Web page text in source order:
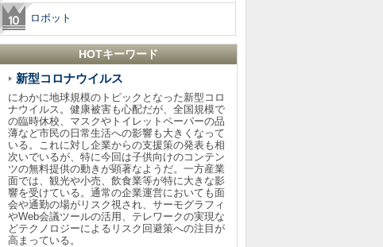
ロボット
HOTキーワード
新型コロナウイルス
にわかに地球規模のトピックとなった新型コロ
ナウイルス。健康被害も心配だが、全国規模で
の臨時休校、マスクやトイレットペーパーの品
薄など市民の日常生活への影響も大きくなって
いる。これに対し企業からの支援策の発表も相
次いでいるが、特に今回は子供向けのコンテン
ツの無料提供の動きが顕著なようだ。一方産業
面では、観光や小売、飲食業等が特に大きな影
響を受けている。通常の企業運営においても面
会や通勤の場がリスク視され、サーモグラフィ
やWeb会議ツールの活用、テレワークの実現な
どテクノロジーによるリスク回避策への注目が
高まっている。